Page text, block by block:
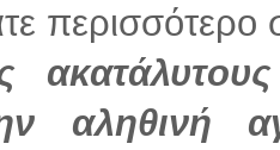
περισσότερο
αληθινή